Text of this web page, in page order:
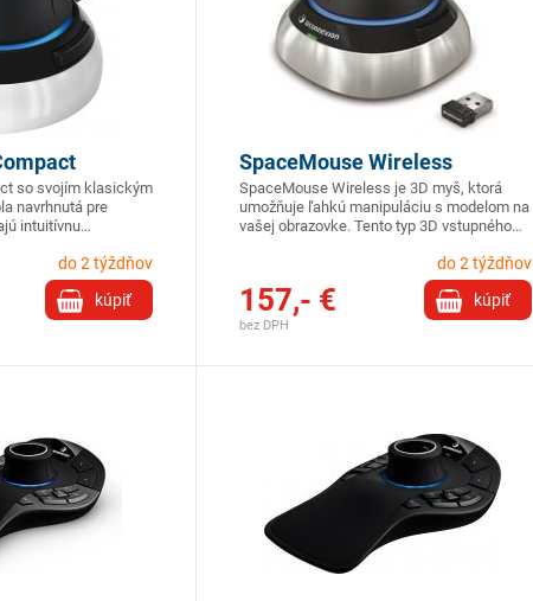
so svojím klasickým
navrhnutá pre
intuitívnu…
do 2 týždňov
kúpiť
SpaceMouse Wireless
SpaceMouse Wireless je 3D myš, ktorá
umožňuje ľahkú manipuláciu s modelom na
vašej obrazovke. Tento typ 3D vstupného…
do 2 týždňov
kúpiť
157,- €
bez DPH